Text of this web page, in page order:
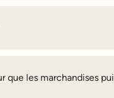
les marchandises